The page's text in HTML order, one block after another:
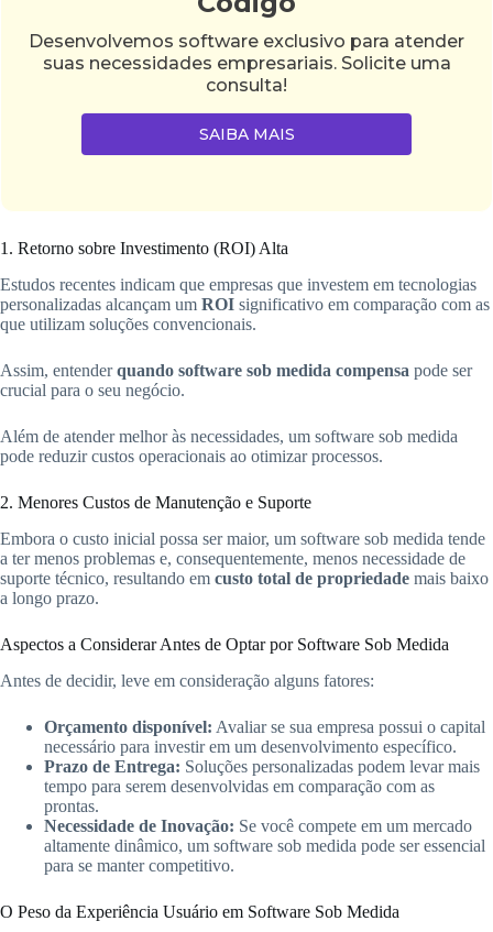
Desenvolvemos software exclusivo para atender
suas necessidades empresariais. Solicite uma
consulta!
SAIBA MAIS
1. Retorno sobre Investimento (ROI) Alta
Estudos recentes indicam que empresas que investem em tecnologias
personalizadas alcançam um ROI significativo em comparação com as
que utilizam soluções convencionais.
Assim, entenderquando software sob medida compensa pode ser
crucial para o seu negócio.
Além de atender melhor às necessidades, um software sob medida
pode reduzir custos operacionais ao otimizar processos.
2. Menores Custos de Manutenção e Suporte
Embora o custo inicial possa ser maior, um software sob medida tende
a ter menos problemas e, consequentemente, menos necessidade de
suporte técnico, resultando em custo total de propriedade mais baixo
a longo prazo.
Aspectos a Considerar Antes de Optar por Software Sob Medida
Antes de decidir, leve em consideração alguns fatores:
Orçamento disponível: Avaliar se sua empresa possui o capital
necessário para investir em um desenvolvimento específico.
Prazo de Entrega: Soluções personalizadas podem levar mais
tempo para serem desenvolvidas em comparação com as
prontas.
Necessidade de Inovação: Se você compete em um mercado
altamente dinâmico, um software sob medida pode ser essencial
para se manter competitivo.
O Peso da Experiência Usuário em Software Sob Medida